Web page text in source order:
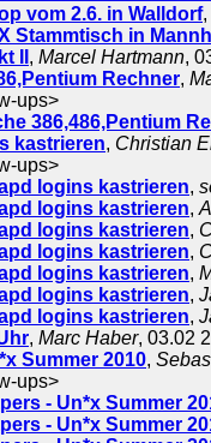
vom 2.6. in Walldorf,
Stammtisch in
II , Marcel Hartmann,
Rechner,
ups>
386,486,Pentium
kastrieren, Christian
ups>
logins kastrieren,
logins kastrieren,
logins kastrieren,
logins kastrieren,
logins kastrieren,
logins kastrieren,
logins kastrieren,
, Marc Haber, 03.02
Summer 2010,
ups>
- Un*x Summer
- Un*x Summer